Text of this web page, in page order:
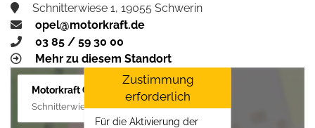
Schnitterwiese 1, 19055 Schwerin
opel@motorkraft.de
03 85 / 59 30 00
Mehr zu diesem Standort
Motorkraft GmbH
Schnitterwiese 1, 19055 Schwerin
Zustimmung
erforderlich
Für die Aktivierung der